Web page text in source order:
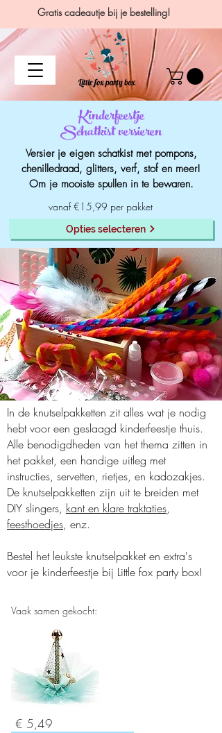
Gratis cadeautje bij je bestelling!
Kinderfeestje
Schatkist versieren
Versier je eigen schatkist met pompons,
chenilledraad, glitters, verf, stof en meer!
Om je mooiste spullen in te bewaren.
vanaf €15,99 per pakket
Opties selecteren
In de knutselpakketten zit alles wat je nodig
hebt voor een geslaagd kinderfeestje thuis.
Alle benodigdheden van het thema zitten in
het pakket, een handige uitleg met
instructies, servetten, rietjes, en kadozakjes.
De knutselpakketten zijn uit te breiden met
DIY slingers, kant en klare traktaties,
feesthoedjes, enz.
Bestel het leukste knutselpakket en extra's
voor je kinderfeestje bij Little fox party box!
Vaak samen gekocht:
€ 5,49